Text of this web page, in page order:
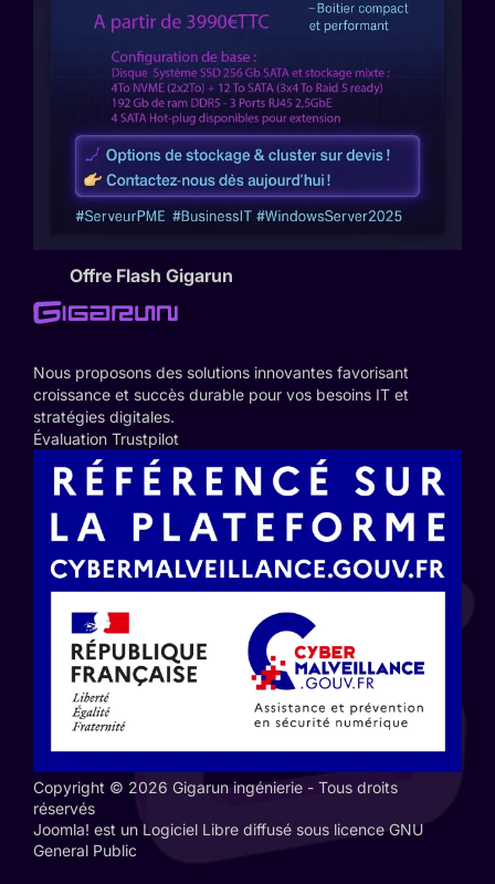
Nous proposons des solutions innovantes favorisant
croissance et succès durable pour vos besoins IT et
stratégies digitales.
Évaluation Trustpilot
Copyright © 2026 Gigarun ingénierie - Tous droits
réservés
Joomla! est un Logiciel Libre diffusé sous licence GNU
General Public
Offre Flash Gigarun